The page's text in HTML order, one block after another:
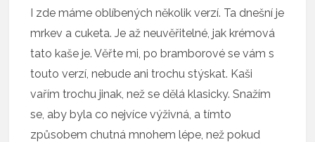
I zde máme oblíbených několik verzí. Ta dnešní je
mrkev a cuketa. Je až neuvěřitelné, jak krémová
tato kaše je. Věřte mi, po bramborové se vám s
touto verzí, nebude ani trochu stýskat. Kaši
vařím trochu jinak, než se dělá klasicky. Snažím
se, aby byla co nejvíce výživná, a tímto
způsobem chutná mnohem lépe, než pokud